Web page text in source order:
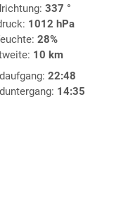
337 °
1012 hPa
28%
10 km
22:48
14:35